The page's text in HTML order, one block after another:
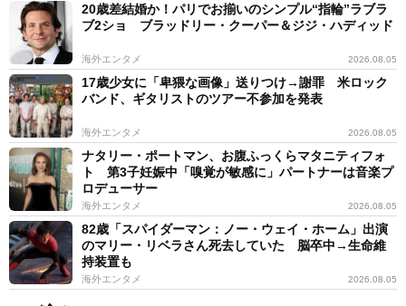
20歳差結婚か！パリでお揃いのシンプル“指輪”ラブラ
ブ2ショ ブラッドリー・クーパー＆ジジ・ハディッド
海外エンタメ 2026.08.05
17歳少女に「卑猥な画像」送りつけ→謝罪 米ロック
バンド、ギタリストのツアー不参加を発表
海外エンタメ 2026.08.05
ナタリー・ポートマン、お腹ふっくらマタニティフォ
ト 第3子妊娠中「嗅覚が敏感に」パートナーは音楽プ
ロデューサー
海外エンタメ 2026.08.05
82歳「スパイダーマン：ノー・ウェイ・ホーム」出演
のマリー・リベラさん死去していた 脳卒中→生命維
持装置も
海外エンタメ 2026.08.05